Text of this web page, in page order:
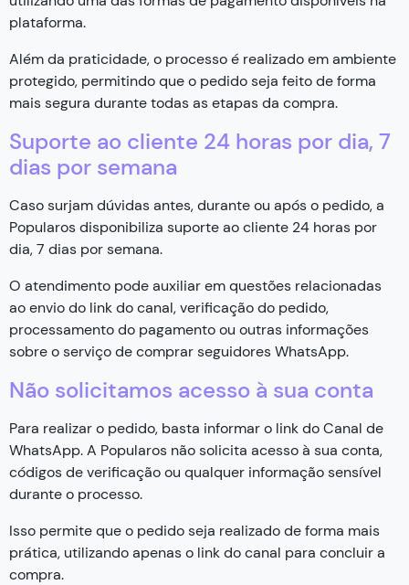
plataforma.
Além da praticidade, o processo é realizado em ambiente
protegido, permitindo que o pedido seja feito de forma
mais segura durante todas as etapas da compra.
Suporte ao cliente 24 horas por dia, 7
dias por semana
Caso surjam dúvidas antes, durante ou após o pedido, a
Popularos disponibiliza suporte ao cliente 24 horas por
dia, 7 dias por semana.
O atendimento pode auxiliar em questões relacionadas
ao envio do link do canal, verificação do pedido,
processamento do pagamento ou outras informações
sobre o serviço de comprar seguidores WhatsApp.
Não solicitamos acesso à sua conta
Para realizar o pedido, basta informar o link do Canal de
WhatsApp. A Popularos não solicita acesso à sua conta,
códigos de verificação ou qualquer informação sensível
durante o processo.
Isso permite que o pedido seja realizado de forma mais
prática, utilizando apenas o link do canal para concluir a
compra.